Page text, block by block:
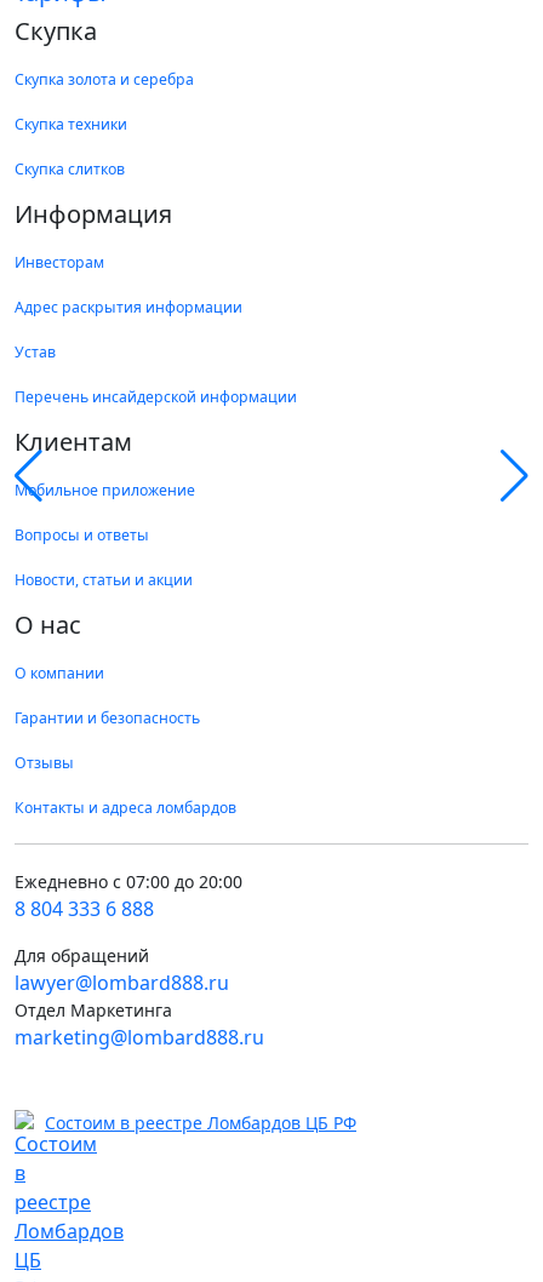
Скупка
Скупка золота и серебра
Скупка техники
Скупка слитков
Информация
Инвесторам
Адрес раскрытия информации
Устав
Перечень инсайдерской информации
Клиентам
Мобильное приложение
Вопросы и ответы
Новости, статьи и акции
О нас
О компании
Гарантии и безопасность
Отзывы
Контакты и адреса ломбардов
Ежедневно с 07:00 до 20:00
8 804 333 6 888
Для обращений
lawyer@lombard888.ru
Отдел Маркетинга
marketing@lombard888.ru
Состоим в реестре Ломбардов ЦБ РФ